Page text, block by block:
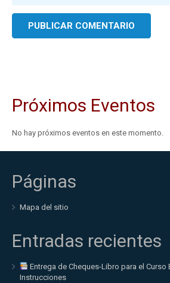
Próximos Eventos
No hay próximos eventos en este momento.
Páginas
Mapa del sitio
Entradas recientes
Entrega de Cheques-Libro para el Curso
Instrucciones